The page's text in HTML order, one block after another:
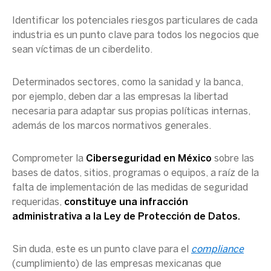
Identificar los potenciales riesgos particulares de cada
industria es un punto clave para todos los negocios que
sean víctimas de un ciberdelito.
Determinados sectores, como la sanidad y la banca,
por ejemplo, deben dar a las empresas la libertad
necesaria para adaptar sus propias políticas internas,
además de los marcos normativos generales.
Comprometer la Ciberseguridad en México sobre las
bases de datos, sitios, programas o equipos, a raíz de la
falta de implementación de las medidas de seguridad
requeridas, constituye una infracción
administrativa a la Ley de Protección de Datos.
Sin duda, este es un punto clave para el compliance
(cumplimiento) de las empresas mexicanas que